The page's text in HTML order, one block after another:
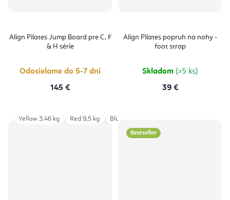
Align Pilates Jump Board pre C, F
& H série
Odosielame do 5-7 dní
145 €
Align Pilates popruh na nohy -
foot strap
Skladom (>5 ks)
39 €
Yellow 3,46 kg Red 9,5 kg Blue 6,43 kg
Bestseller